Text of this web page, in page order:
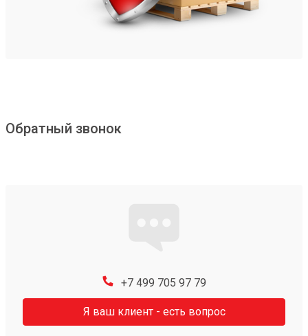
Обратный звонок
+7 499 705 97 79
Я ваш клиент - есть вопрос